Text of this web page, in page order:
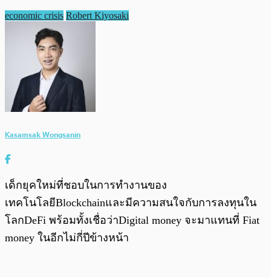
economic crisis Robert Kiyosaki
Kasamsak Wongsanin
เด็กยุคใหม่ที่ชอบในการทำงานของ
เทคโนโลยีBlockchainและมีความสนใจกับการลงทุนใน
โลกDeFi พร้อมทั้งเชื่อว่าDigital money จะมาแทนที่ Fiat
money ในอีกไม่กี่ปีข้างหน้า